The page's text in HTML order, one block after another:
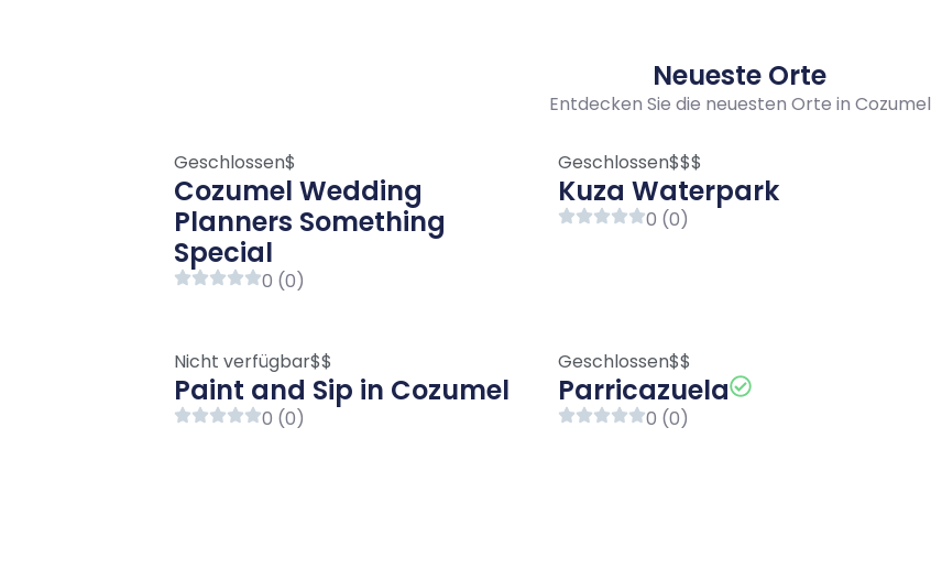
Neueste Orte
Entdecken Sie die neuesten Orte in Cozumel
Geschlossen$
Cozumel Wedding
Planners Something
Special
0 (0)
Geschlossen$$$
Kuza Waterpark
0 (0)
Nicht verfügbar$$
Paint and Sip in Cozumel
0 (0)
Geschlossen$$
Parricazuela
0 (0)